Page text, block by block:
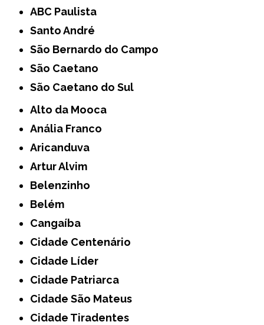
ABC Paulista
Santo André
São Bernardo do Campo
São Caetano
São Caetano do Sul
Alto da Mooca
Anália Franco
Aricanduva
Artur Alvim
Belenzinho
Belém
Cangaíba
Cidade Centenário
Cidade Líder
Cidade Patriarca
Cidade São Mateus
Cidade Tiradentes